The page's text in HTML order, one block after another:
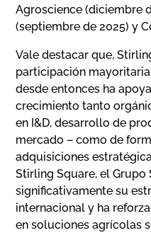
Agroscience (diciembre
(septiembre de 2025) y
Vale destacar que,
participación mayoritaria
desde entonces ha
crecimiento tanto
en I&D, desarrollo de
mercado – como de
adquisiciones
Stirling Square, el Grupo
significativamente su
internacional y ha
en soluciones agrícolas